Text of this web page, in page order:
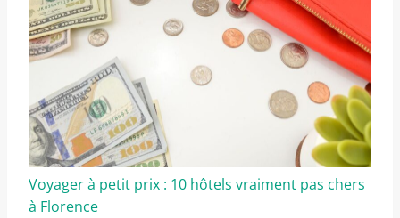
Voyager à petit prix : 10 hôtels vraiment pas chers
à Florence